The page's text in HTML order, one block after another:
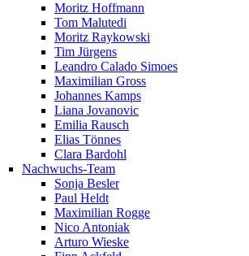
Moritz Hoffmann
Tom Malutedi
Moritz Raykowski
Tim Jürgens
Leandro Calado Simoes
Maximilian Gross
Johannes Kamps
Liana Jovanovic
Emilia Rausch
Elias Tönnes
Clara Bardohl
Nachwuchs-Team
Sonja Besler
Paul Heldt
Maximilian Rogge
Nico Antoniak
Arturo Wieske